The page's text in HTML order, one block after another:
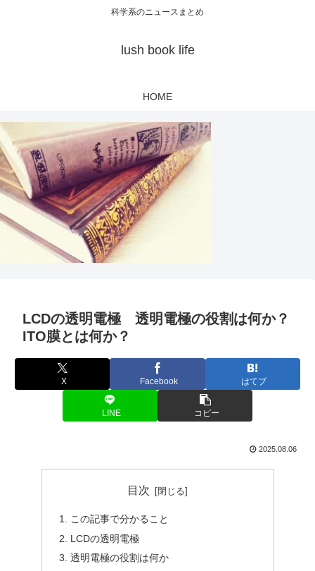
科学系のニュースまとめ
lush book life
HOME
LCDの透明電極 透明電極の役割は何か？
ITO膜とは何か？
X Facebook はてブ
LINE コピー
2025.08.06
目次
この記事で分かること
LCDの透明電極
透明電極の役割は何か